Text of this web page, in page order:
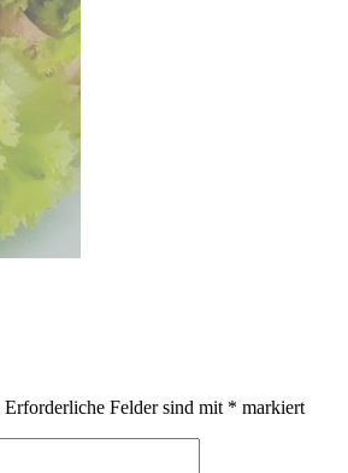
Erforderliche Felder sind mit * markiert